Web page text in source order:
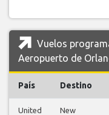
Vuelos
Aeropuerto de
País Destino
United
New